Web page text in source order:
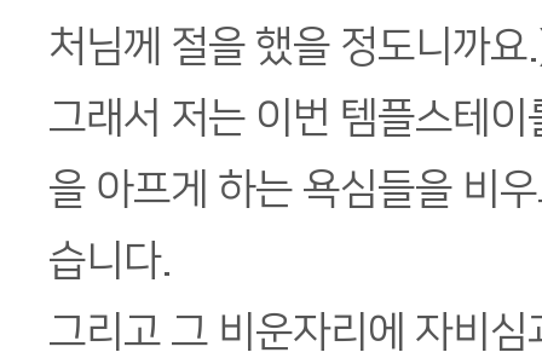
처님께 절을 했을 정도니까요
그래서 저는 이번 템플스테
을 아프게 하는 욕심들을 비
습니다.
그리고 그 비운자리에 자비